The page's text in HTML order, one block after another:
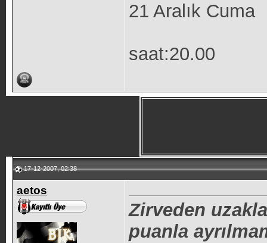
21 Aralık Cuma
saat:20.00
17-12-2007, 02:38
aetos
Zirveden
puanla